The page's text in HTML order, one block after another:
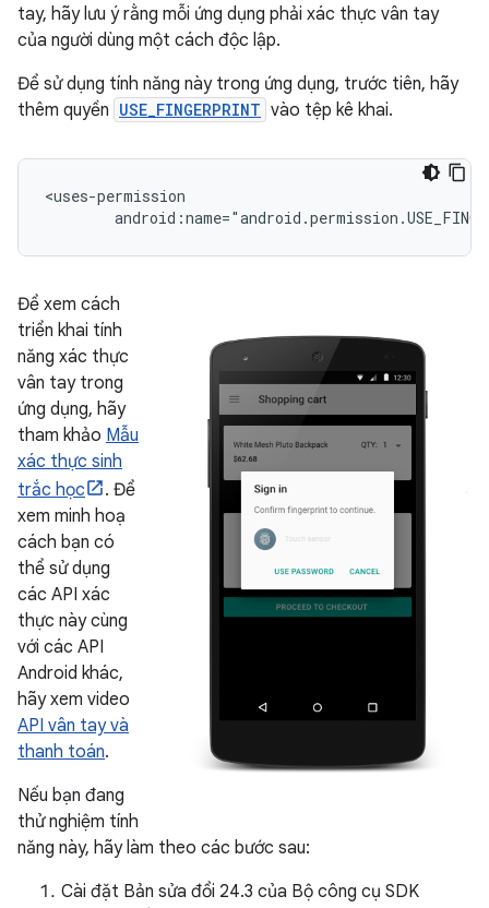
tay, hãy lưu ý rằng mỗi ứng dụng phải xác thực vân tay
của người dùng một cách độc lập.
Để sử dụng tính năng này trong ứng dụng, trước tiên, hãy
thêm quyền USE_FINGERPRINT vào tệp kê khai.
Để xem cách
triển khai tính
năng xác thực
vân tay trong
ứng dụng, hãy
tham khảo Mẫu
xác thực sinh
trắc học
. Để
xem minh hoạ
cách bạn có
thể sử dụng
các API xác
thực này cùng
với các API
Android khác,
hãy xem video
API vân tay và
thanh toán.
Nếu bạn đang
thử nghiệm tính
năng này, hãy làm theo các bước sau:
Cài đặt Bản sửa đổi 24.3 của Bộ công cụ SDK